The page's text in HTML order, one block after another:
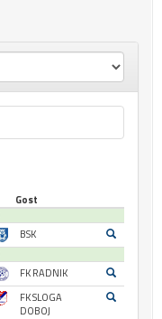
Gost
BSK
FK RADNIK
FK SLOGA
DOBOJ